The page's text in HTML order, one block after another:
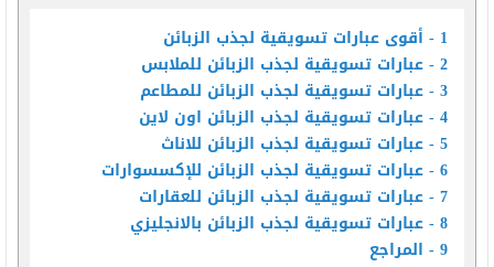
1
أقوى عبارات تسويقية لجذب الزبائن
2 عبارات تسويقية لجذب الزبائن للملابس
3 عبارات تسويقية لجذب الزبائن للمطاعم
4 عبارات تسويقية لجذب الزبائن اون لاين
5 عبارات تسويقية لجذب الزبائن للاناث
6 عبارات تسويقية لجذب الزبائن للإكسسوارات
7 عبارات تسويقية لجذب الزبائن للعقارات
8 عبارات تسويقية لجذب الزبائن بالانجليزي
9 المراجع